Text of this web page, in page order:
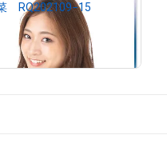
RQ202109−15
売出し（初回販売）